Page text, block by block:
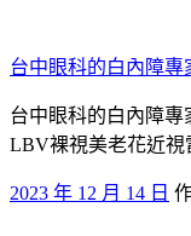
至
主
要
內
台中眼科的白內障專
台中眼科的白內障
LBV裸視美老花近視
發
2023 年 12 月 14 日